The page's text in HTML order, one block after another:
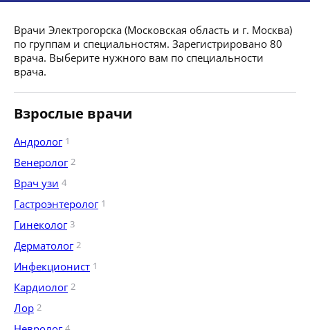
Врачи Электрогорска (Московская область и г. Москва)
по группам и специальностям. Зарегистрировано 80
врача. Выберите нужного вам по специальности
врача.
Взрослые врачи
Андролог 1
Венеролог 2
Врач узи 4
Гастроэнтеролог 1
Гинеколог 3
Дерматолог 2
Инфекционист 1
Кардиолог 2
Лор 2